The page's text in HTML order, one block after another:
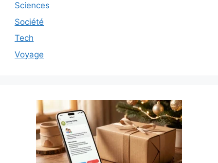
Sciences
Société
Tech
Voyage